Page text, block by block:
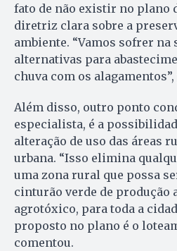
fato de não existir no plano
diretriz clara sobre a
ambiente. “Vamos sofrer na
alternativas para
chuva com os
Além disso, outro ponto
especialista, é a
alteração de uso das áreas
urbana. “Isso elimina
uma zona rural que possa
cinturão verde de produção
agrotóxico, para toda a
proposto no plano é o
comentou.